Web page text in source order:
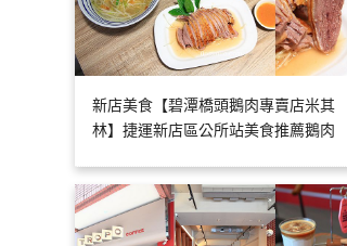
新店美食【碧潭橋頭鵝肉專賣店米其
林】捷運新店區公所站美食推薦鵝肉